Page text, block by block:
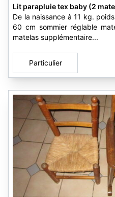
Lit parapluie tex baby (2
De la naissance à 11 kg.
60 cm sommier réglable
matelas supplémentaire...
Particulier